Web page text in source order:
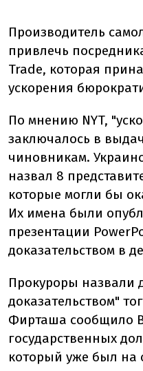
Производитель
привлечь
Trade, которая
ускорения
По мнению NYT,
заключалось в
чиновникам.
назвал 8
которые могли бы
Их имена были
презентации
доказательством в
Прокуроры назвали
доказательством"
Фирташа сообщило
государственных
который уже был на